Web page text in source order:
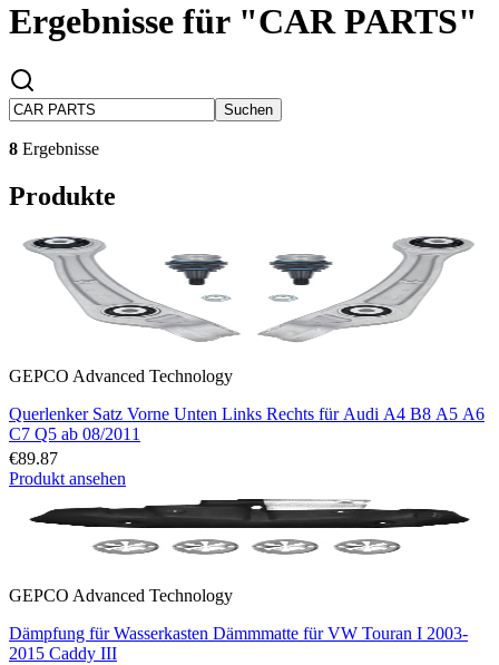
Ergebnisse für "CAR PARTS"
Suchen
8 Ergebnisse
Produkte
GEPCO Advanced Technology
Querlenker Satz Vorne Unten Links Rechts für Audi A4 B8 A5 A6
C7 Q5 ab 08/2011
€89.87
Produkt ansehen
GEPCO Advanced Technology
Dämpfung für Wasserkasten Dämmmatte für VW Touran I 2003-
2015 Caddy III